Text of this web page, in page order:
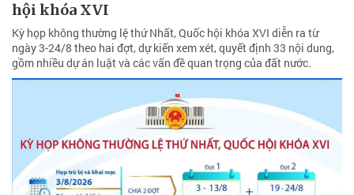
hội khóa XVI
Kỳ họp không thường lệ thứ Nhất, Quốc hội khóa XVI diễn ra từ
ngày 3-24/8 theo hai đợt, dự kiến xem xét, quyết định 33 nội dung,
gồm nhiều dự án luật và các vấn đề quan trọng của đất nước.